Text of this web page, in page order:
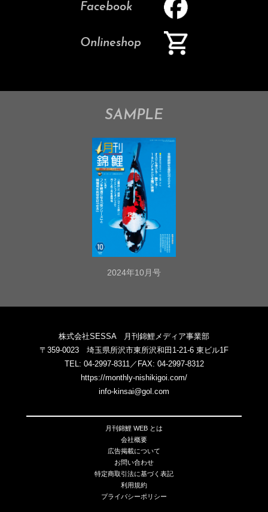
Facebook
Onlineshop
SAMPLE
2024年10月号
株式会社SESSA 月刊錦鯉メディア事業部
〒359-0023 埼玉県所沢市東所沢和田1-21-6 東ビル1F
TEL: 04-2997-8311／FAX: 04-2997-8312
https://monthly-nishikigoi.com/
info-kinsai@gol.com
月刊錦鯉 WEB とは
会社概要
広告掲載について
お問い合わせ
特定商取引法に基づく表記
利用規約
プライバシーポリシー